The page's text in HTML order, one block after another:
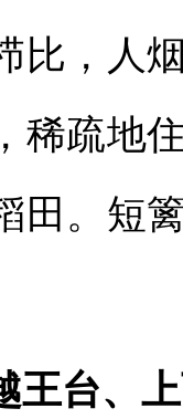
比，人
稀疏地
田。短
王台、